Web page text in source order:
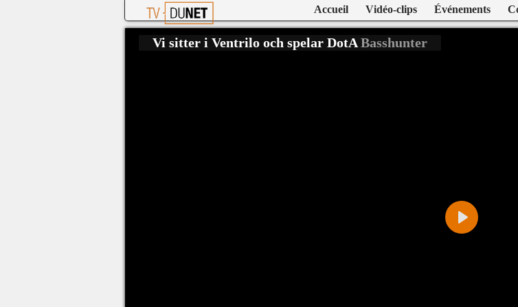
Accueil Vidéo-clips Événements
Play
Vi sitter i Ventrilo och spelar DotABasshunter